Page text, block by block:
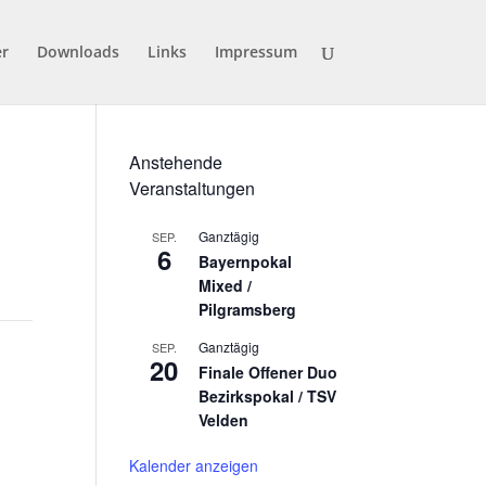
Downloads Links Impressum
Anstehende
Veranstaltungen
SEP.
6
Ganztägig
Bayernpokal
Mixed /
Pilgramsberg
SEP.
20
Ganztägig
Finale Offener Duo
Bezirkspokal / TSV
Velden
Kalender anzeigen